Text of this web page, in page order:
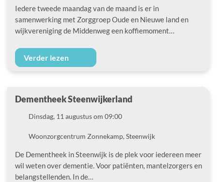
Iedere tweede maandag van de maand is er in
samenwerking met Zorggroep Oude en Nieuwe land en
wijkvereniging de Middenweg een koffiemoment…
Verder lezen
Dementheek Steenwijkerland
DatumDinsdag, 11 augustus om 09:00
LocatieWoonzorgcentrum Zonnekamp, Steenwijk
De Dementheek in Steenwijk is de plek voor iedereen meer
wil weten over dementie. Voor patiënten, mantelzorgers en
belangstellenden. In de…